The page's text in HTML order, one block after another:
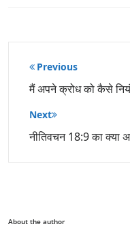
पोस्ट
नेविगेशन
Previous
मैं अपने क्रोध को कैसे
Next
नीतिवचन 18:9 का क्या
About the author